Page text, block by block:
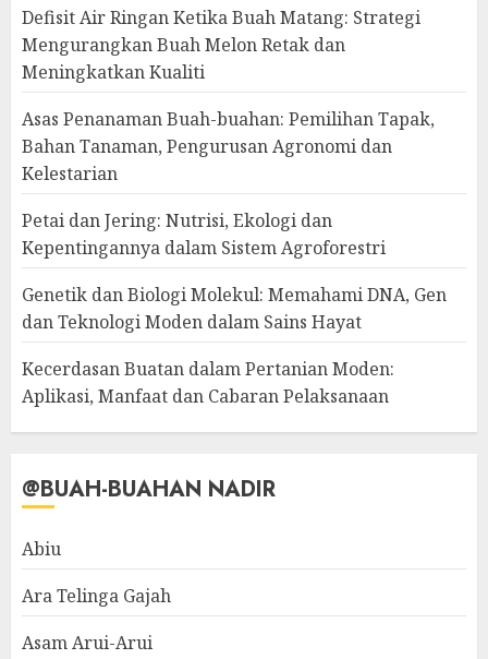
Defisit Air Ringan Ketika Buah Matang: Strategi
Mengurangkan Buah Melon Retak dan
Meningkatkan Kualiti
Asas Penanaman Buah-buahan: Pemilihan Tapak,
Bahan Tanaman, Pengurusan Agronomi dan
Kelestarian
Petai dan Jering: Nutrisi, Ekologi dan
Kepentingannya dalam Sistem Agroforestri
Genetik dan Biologi Molekul: Memahami DNA, Gen
dan Teknologi Moden dalam Sains Hayat
Kecerdasan Buatan dalam Pertanian Moden:
Aplikasi, Manfaat dan Cabaran Pelaksanaan
@BUAH-BUAHAN NADIR
Abiu
Ara Telinga Gajah
Asam Arui-Arui